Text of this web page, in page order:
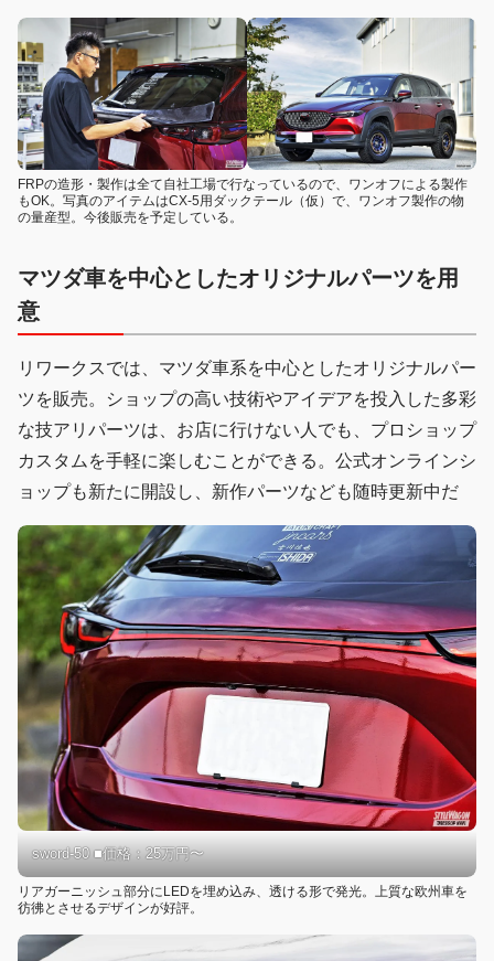
FRPの造形・製作は全て自社工場で行なっているので、ワンオフによる製作
もOK。写真のアイテムはCX-5用ダックテール（仮）で、ワンオフ製作の物
の量産型。今後販売を予定している。
マツダ車を中心としたオリジナルパーツを用
意
リワークスでは、マツダ車系を中心としたオリジナルパー
ツを販売。ショップの高い技術やアイデアを投入した多彩
な技アリパーツは、お店に行けない人でも、プロショップ
カスタムを手軽に楽しむことができる。公式オンラインシ
ョップも新たに開設し、新作パーツなども随時更新中だ
sword-50 ■価格：25万円〜
リアガーニッシュ部分にLEDを埋め込み、透ける形で発光。上質な欧州車を
彷彿とさせるデザインが好評。